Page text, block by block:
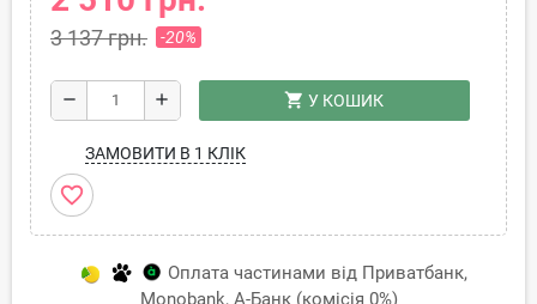
3 137 грн. -20%
remove add shopping_cart У КОШИК
ЗАМОВИТИ В 1 КЛІК
favorite_border
Оплата частинами від Приватбанк,
Monobank, А-Банк (комісія 0%)